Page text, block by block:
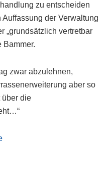
zu entscheiden
der Verwaltung
„grundsätzlich vertretbar
Bammer.
zwar abzulehnen,
aber so
über die